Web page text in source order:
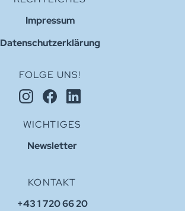
Impressum
Datenschutzerklärung
FOLGE UNS!
WICHTIGES
Newsletter
KONTAKT
+43 1 720 66 20